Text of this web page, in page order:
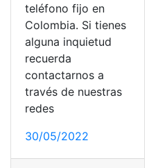
teléfono fijo en
Colombia. Si tienes
alguna inquietud
recuerda
contactarnos a
través de nuestras
redes
30/05/2022